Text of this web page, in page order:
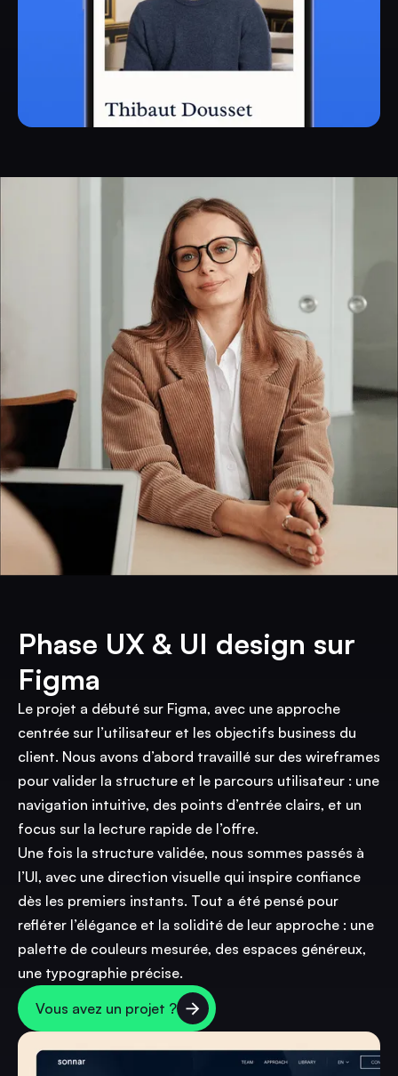
Phase UX & UI design sur
Figma
Le projet a débuté sur Figma, avec une approche
centrée sur l’utilisateur et les objectifs business du
client. Nous avons d’abord travaillé sur des wireframes
pour valider la structure et le parcours utilisateur : une
navigation intuitive, des points d’entrée clairs, et un
focus sur la lecture rapide de l’offre.
Une fois la structure validée, nous sommes passés à
l’UI, avec une direction visuelle qui inspire confiance
dès les premiers instants. Tout a été pensé pour
refléter l’élégance et la solidité de leur approche : une
palette de couleurs mesurée, des espaces généreux,
une typographie précise.
Vous avez un projet ?